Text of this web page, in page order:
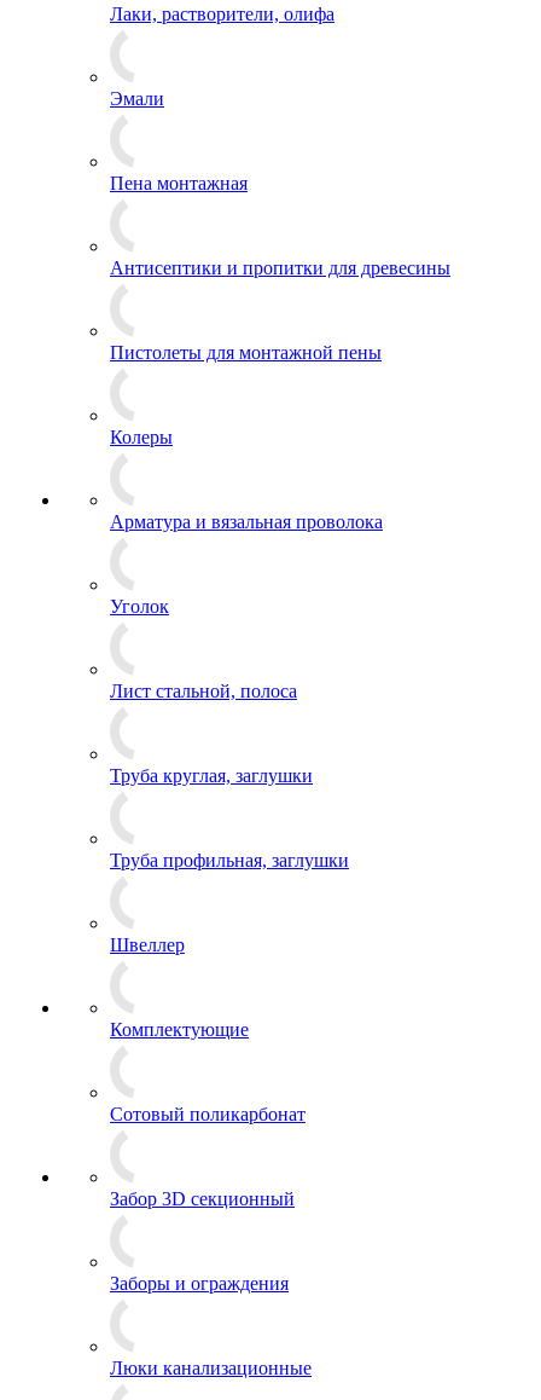
Лаки, растворители, олифа
Эмали
Пена монтажная
Антисептики и пропитки для древесины
Пистолеты для монтажной пены
Колеры
Арматура и вязальная проволока
Уголок
Лист стальной, полоса
Труба круглая, заглушки
Труба профильная, заглушки
Швеллер
Комплектующие
Сотовый поликарбонат
Забор 3D секционный
Заборы и ограждения
Люки канализационные